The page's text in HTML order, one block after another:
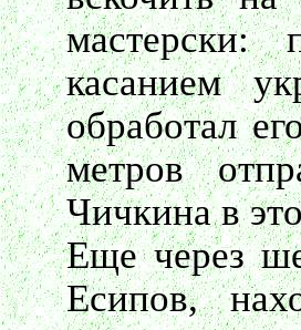
мастерски:
касанием
обработал
метров
Чичкина в
Еще через
Есипов,